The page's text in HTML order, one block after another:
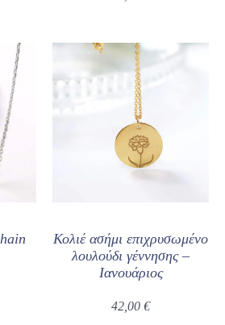
Κολιέ ασήμι επιχρυσωμένο
λουλούδι γέννησης –
Ιανουάριος
42,00 €